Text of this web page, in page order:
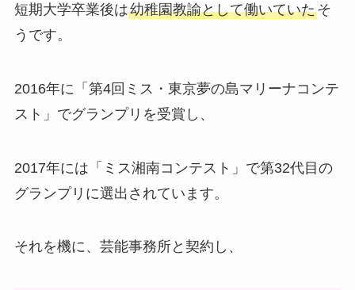
短期大学卒業後は幼稚園教諭として働いていたそ
うです。
2016年に「第4回ミス・東京夢の島マリーナコンテ
スト」でグランプリを受賞し、
2017年には「ミス湘南コンテスト」で第32代目の
グランプリに選出されています。
それを機に、芸能事務所と契約し、